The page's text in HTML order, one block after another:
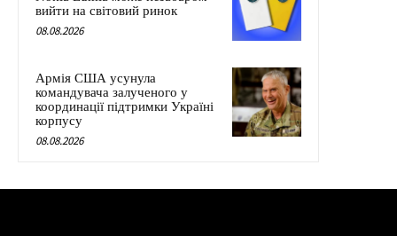
вийти на світовий ринок
08.08.2026
Армія США усунула
командувача залученого у
координації підтримки Україні
корпусу
08.08.2026